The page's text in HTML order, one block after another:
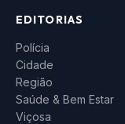
EDITORIAS
Polícia
Cidade
Região
Saúde & Bem Estar
Viçosa